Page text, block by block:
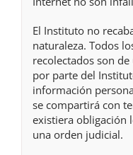
El Instituto no
naturaleza. Todos
recolectados son
por parte del
información
se compartirá con
existiera obligación
una orden judicial.